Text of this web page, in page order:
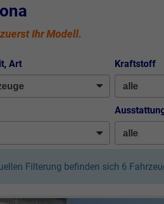
Ihr Modell.
Art Kraftstoff
Filterung befinden sich 6